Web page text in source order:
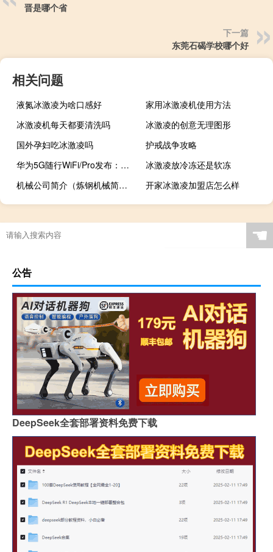
晋是哪个省
下一篇
东莞石碣学校哪个好
相关问题
液氮冰激凌为啥口感好
家用冰激凌机使用方法
冰激凌机每天都要清洗吗
冰激凌的创意无理图形
国外孕妇吃冰激凌吗
护戒战争攻略
华为5G随行WiFi/Pro发布：内置8000mAh电池，40W超级快充
冰激凌放冷冻还是软冻
机械公司简介（炼钢机械简介）
开家冰激凌加盟店怎么样
☚
公告
DeepSeek全套部署资料免费下载